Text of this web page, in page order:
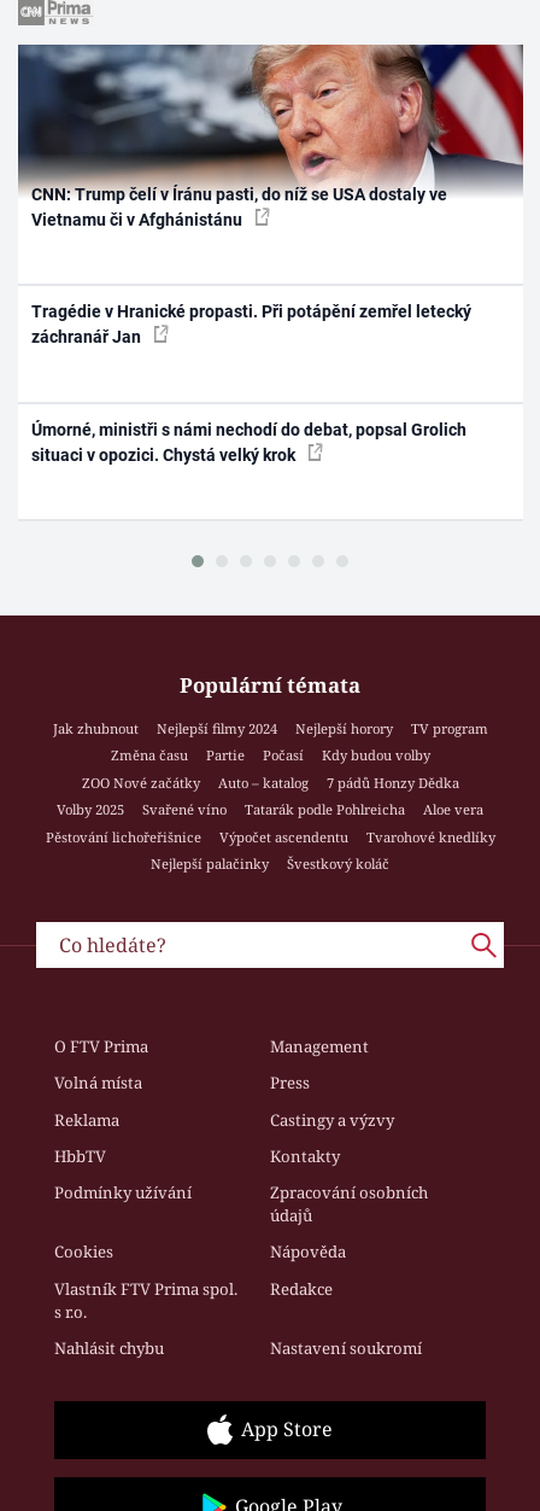
CNN: Trump čelí v Íránu pasti, do níž se USA dostaly ve
Vietnamu či v Afghánistánu
Tragédie v Hranické propasti. Při potápění zemřel letecký
záchranář Jan
Úmorné, ministři s námi nechodí do debat, popsal Grolich
situaci v opozici. Chystá velký krok
Populární témata
Jak zhubnout Nejlepší filmy 2024 Nejlepší horory
TV program
Změna času
Partie Počasí
Kdy budou volby
ZOO Nové začátky
Auto – katalog
7 pádů Honzy Dědka
Volby 2025
Svařené víno Tatarák podle Pohlreicha
Aloe vera
Pěstování lichořeřišnice
Výpočet ascendentu
Tvarohové knedlíky
Nejlepší palačinky
Švestkový koláč
O FTV Prima
Management
Volná místa
Press
Reklama
Castingy a výzvy
HbbTV
Kontakty
Podmínky užívání
Zpracování osobních
údajů
Cookies
Nápověda
Vlastník FTV Prima spol.
s r.o.
Redakce
Nahlásit chybu Nastavení soukromí
App Store